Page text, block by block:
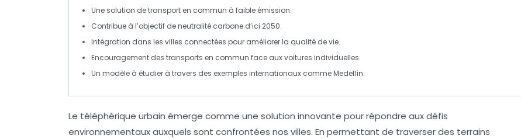
Une solution detransport en commun à faible émission.
Contribue à l’objectif deneutralité carbone d’ici 2050.
Intégration dans les villes connectées pour améliorer la qualité de vie.
Encouragement des transports en commun face aux voitures individuelles.
Un modèle à étudier à travers des exemples internationaux commeMedellín.
Le téléphérique urbain émerge comme une solution innovante pour répondre aux défis
environnementaux auxquels sont confrontées nos villes. En permettant de traverser des terrains